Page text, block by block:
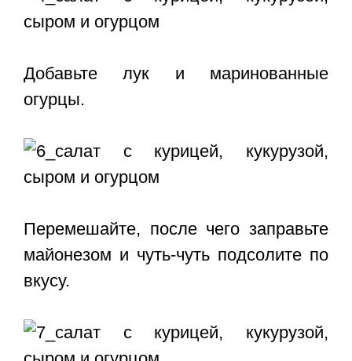
Добавьте лук и маринованные
огурцы.
Перемешайте, после чего заправьте
майонезом и чуть-чуть подсолите по
вкусу.